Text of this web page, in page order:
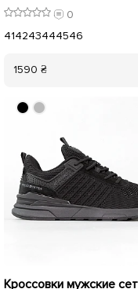
0
414243444546
1590 ₴